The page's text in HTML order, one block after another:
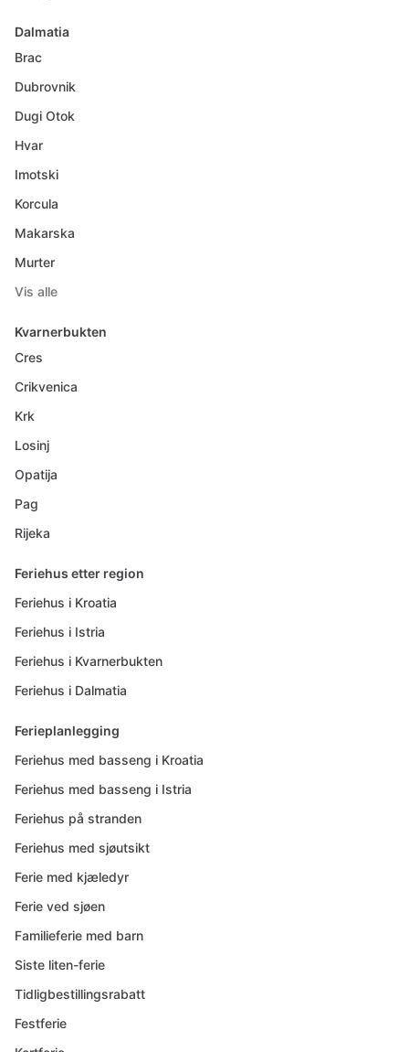
Dalmatia
Brac
Dubrovnik
Dugi Otok
Hvar
Imotski
Korcula
Makarska
Murter
Vis alle
Kvarnerbukten
Cres
Crikvenica
Krk
Losinj
Opatija
Pag
Rijeka
Feriehus etter region
Feriehus i Kroatia
Feriehus i Istria
Feriehus i Kvarnerbukten
Feriehus i Dalmatia
Ferieplanlegging
Feriehus med basseng i Kroatia
Feriehus med basseng i Istria
Feriehus på stranden
Feriehus med sjøutsikt
Ferie med kjæledyr
Ferie ved sjøen
Familieferie med barn
Siste liten-ferie
Tidligbestillingsrabatt
Festferie